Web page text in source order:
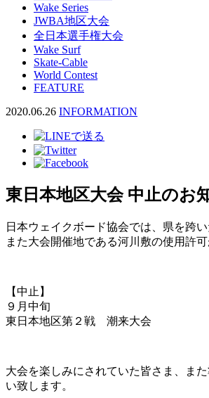
Wake Series
JWBA地区大会
全日本選手権大会
Wake Surf
Skate-Cable
World Contest
FEATURE
2020.06.26 INFORMATION
東日本地区大会 中止のお
日本ウェイクボード協会では、県を跨
また大会開催地である河川敷の使用許
【中止】
９月中旬
東日本地区第２戦 潮来大会
大会を楽しみにされていた皆さま、ま
い致します。